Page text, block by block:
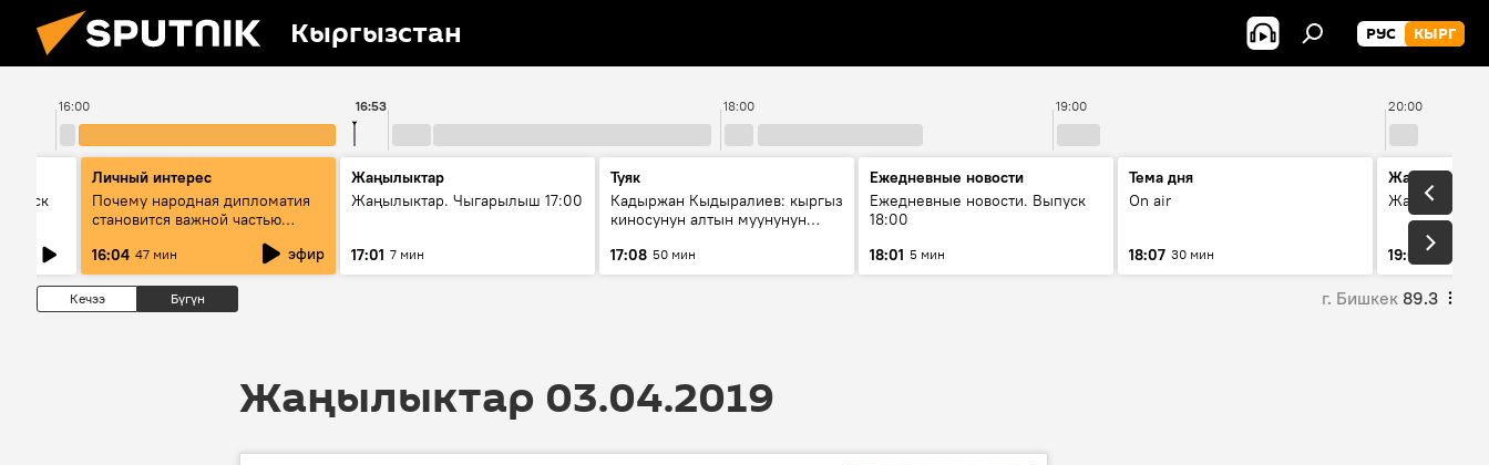
Кыргызстан РУС КЫРГ
16:00 18:00 19:00 20:00
16:53
Личный интерес
Почему народная дипломатия
становится важной частью
сотрудничества
16:04 47 мин эфир
Жаңылыктар
Жаңылыктар. Чыгарылыш 17:00
17:01 7 мин
Туяк
Кадыржан Кыдыралиев: кыргыз
киносунун алтын муунунун
17:08 50 мин
Ежедневные новости
Ежедневные новости. Выпуск
18:00
18:01 5 мин
Тема дня
On air
18:07 30 мин
Жаңылыктар
19:01 8 мин
Кечээ Бүгүн г. Бишкек 89.3
Жаңылыктар 03.04.2019